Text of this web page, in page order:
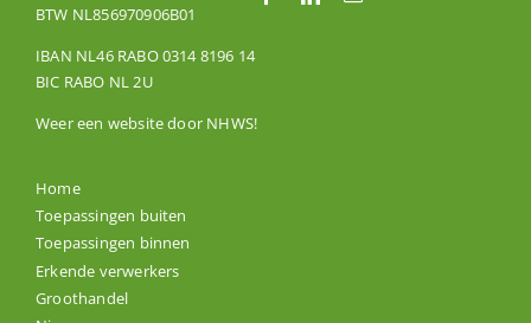
Home
Toepassingen buiten
Toepassingen binnen
Erkende verwerkers
Groothandel
BTW NL856970906B01
IBAN NL46 RABO 0314 8196 14
BIC RABO NL 2U
Weer een website door NHWS!